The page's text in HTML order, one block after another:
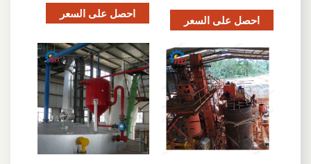
احصل على السعر احصل على السعر